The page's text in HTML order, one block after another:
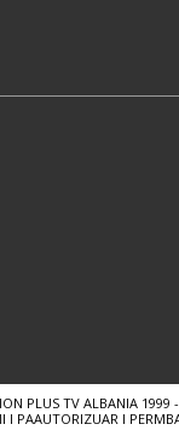
PLUS TV ALBANIA 1999
PAAUTORIZUAR I